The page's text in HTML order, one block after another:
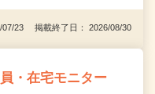
07/23 掲載終了日： 2026/08/30
・在宅モニター